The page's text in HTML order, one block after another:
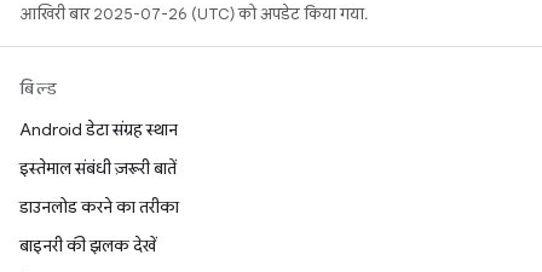
आखिरी बार 2025-07-26 (UTC) को अपडेट किया गया.
बिल्ड
Android डेटा संग्रह स्थान
इस्तेमाल संबंधी ज़रूरी बातें
डाउनलोड करने का तरीका
बाइनरी की झलक देखें